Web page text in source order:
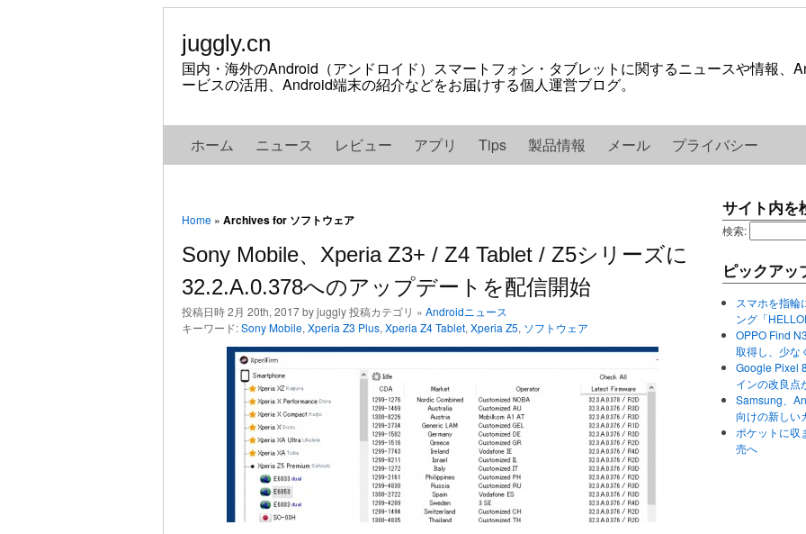
juggly.cn
国内・海外のAndroid（アンドロイド）スマートフォン・タブレットに関するニュースや情報、
ービスの活用、Android端末の紹介などをお届けする個人運営ブログ。
ホーム ニュース レビュー アプリ Tips 製品情報 メール プライバシー
Home » Archives for ソフトウェア
Sony Mobile、Xperia Z3+ / Z4 Tablet / Z5シリーズに
32.2.A.0.378へのアップデートを配信開始
投稿日時 2月 20th, 2017 by juggly 投稿カテゴリ » Androidニュース
キーワード:Sony Mobile, Xperia Z3 Plus, Xperia Z4 Tablet, Xperia Z5, ソフトウェア
サイト内を
検索:
ピックアッ
スマホを指輪
ング「
OPPO Find
取得し、少な
Google Pixel
インの改良点
Samsung、
向けの新しい
ポケットに収
売へ